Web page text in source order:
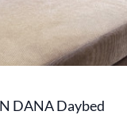
DANA Daybed